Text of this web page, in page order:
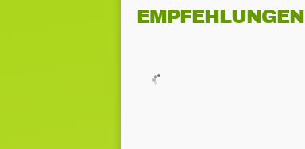
EMPFEHLUNGEN